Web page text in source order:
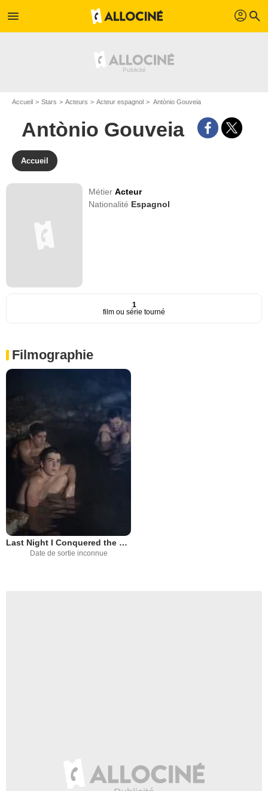
menu profil search
Accueil Stars Acteurs Acteur espagnol Antònio Gouveia
Antònio Gouveia
Accueil
MétierActeur
Nationalité Espagnol
1
film ou série tourné
Filmographie
Last Night I Conquered the City of Thebes
Date de sortie inconnue